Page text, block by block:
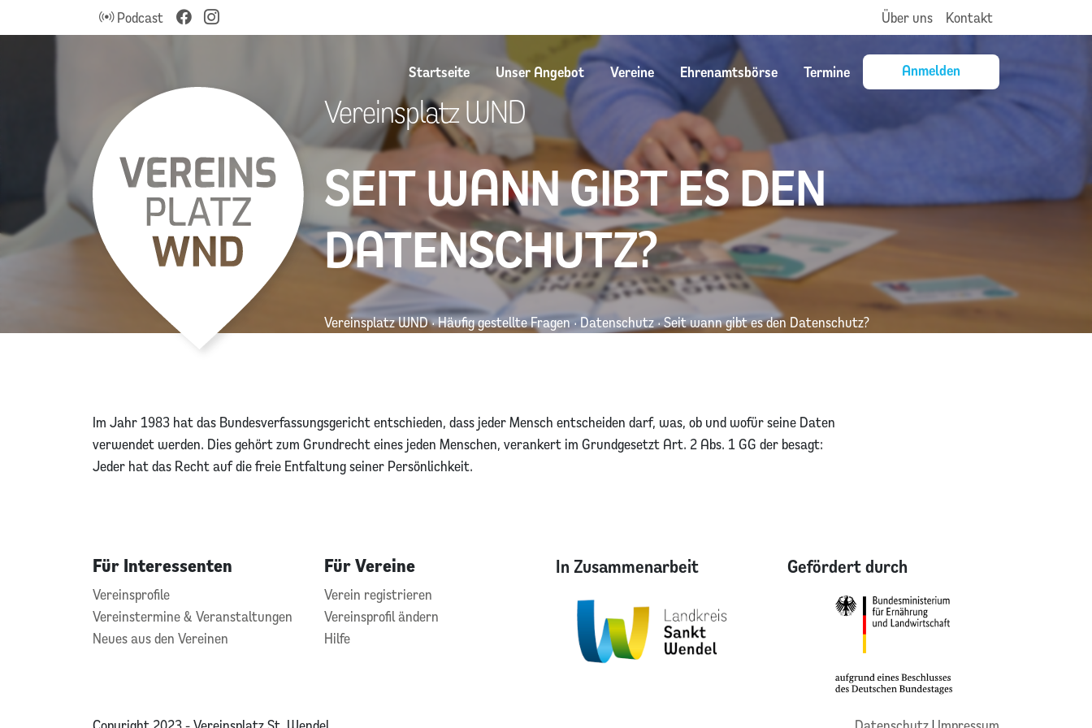
Podcast Über uns Kontakt
Startseite Unser Angebot Vereine Ehrenamtsbörse Termine Anmelden
SEIT WANN GIBT ES DEN
DATENSCHUTZ?
Vereinsplatz WND
Vereinsplatz WND·Häufig gestellte Fragen · Datenschutz·Seit wann gibt es den Datenschutz?
Im Jahr 1983 hat das Bundesverfassungsgericht entschieden, dass jeder Mensch entscheiden darf, was, ob und wofür seine Daten
verwendet werden. Dies gehört zum Grundrecht eines jeden Menschen, verankert im Grundgesetzt Art. 2 Abs. 1 GG der besagt:
Jeder hat das Recht auf die freie Entfaltung seiner Persönlichkeit.
Für Interessenten
Vereinsprofile
Vereinstermine & Veranstaltungen
Neues aus den Vereinen
Für Vereine
Verein registrieren
Vereinsprofil ändern
Hilfe
In Zusammenarbeit Gefördert durch